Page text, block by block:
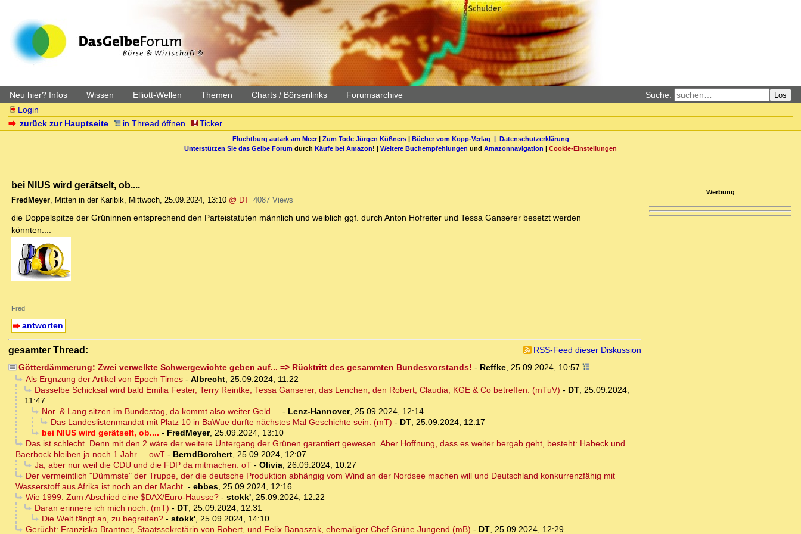
Neu hier? Infos Wissen Elliott-Wellen Themen Charts / Börsenlinks Forumsarchive Suche: Los
Login
zurück zur Hauptseite
in Thread öffnen Ticker
Fluchtburg autark am Meer| Zum Tode Jürgen Küßners| Bücher vom Kopp-Verlag | Datenschutzerklärung
Unterstützen Sie das Gelbe Forum durch Käufe bei Amazon! | Weitere Buchempfehlungen und Amazonnavigation | Cookie-Einstellungen
bei NIUS wird gerätselt, ob....
FredMeyer, Mitten in der Karibik, Mittwoch, 25.09.2024, 13:10 @ DT 4087 Views
die Doppelspitze der Grüninnen entsprechend den Parteistatuten männlich und weiblich ggf. durch Anton Hofreiter und Tessa Ganserer besetzt werden
könnten....
--
Fred
antworten
gesamter Thread:
RSS-Feed dieser Diskussion
Götterdämmerung: Zwei verwelkte Schwergewichte geben auf... => Rücktritt des gesammten Bundesvorstands! - Reffke, 25.09.2024, 10:57
Als Ergnzung der Artikel von Epoch Times- Albrecht, 25.09.2024, 11:22
Dasselbe Schicksal wird bald Emilia Fester, Terry Reintke, Tessa Ganserer, das Lenchen, den Robert, Claudia, KGE & Co betreffen. (mTuV) - DT, 25.09.2024,
11:47
Nor. & Lang sitzen im Bundestag, da kommt also weiter Geld ... - Lenz-Hannover, 25.09.2024, 12:14
Das Landeslistenmandat mit Platz 10 in BaWue dürfte nächstes Mal Geschichte sein. (mT) - DT, 25.09.2024, 12:17
bei NIUS wird gerätselt, ob.... - FredMeyer, 25.09.2024, 13:10
Das ist schlecht. Denn mit den 2 wäre der weitere Untergang der Grünen garantiert gewesen. Aber Hoffnung, dass es weiter bergab geht, besteht: Habeck und
Baerbock bleiben ja noch 1 Jahr ... owT - BerndBorchert, 25.09.2024, 12:07
Ja, aber nur weil die CDU und die FDP da mitmachen. oT- Olivia, 26.09.2024, 10:27
Der vermeintlich "Dümmste" der Truppe, der die deutsche Produktion abhängig vom Wind an der Nordsee machen will und Deutschland konkurrenzfähig mit
Wasserstoff aus Afrika ist noch an der Macht. - ebbes, 25.09.2024, 12:16
Wie 1999: Zum Abschied eine $DAX/Euro-Hausse?- stokk', 25.09.2024, 12:22
Daran erinnere ich mich noch. (mT) - DT, 25.09.2024, 12:31
Die Welt fängt an, zu begreifen?- stokk', 25.09.2024, 14:10
Gerücht: Franziska Brantner, Staatssekretärin von Robert, und Felix Banaszak, ehemaliger Chef Grüne Jungend (mB) - DT, 25.09.2024, 12:29
Werbung